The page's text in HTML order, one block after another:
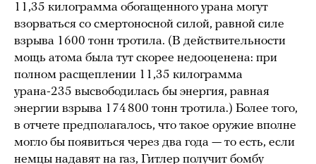
11,35 килограмма обогащенного урана могут
взорваться со смертоносной силой, равной силе
взрыва 1600 тонн тротила. (В действительности
мощь атома была тут скорее недооценена: при
полном расщеплении 11,35 килограмма
урана-235 высвободилась бы энергия, равная
энергии взрыва 174 800 тонн тротила.) Более того,
в отчете предполагалось, что такое оружие вполне
могло бы появиться через два года — то есть, если
немцы надавят на газ, Гитлер получит бомбу